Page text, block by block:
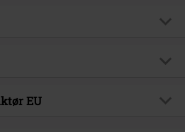
Heavy Metal
CD
EU